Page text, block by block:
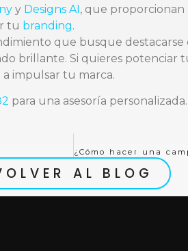
y Designs AI, que proporcionan
tu branding.
que busque
brillante. Si quieres potenciar
impulsar tu marca.
para una asesoría personalizada.
AL BLOG